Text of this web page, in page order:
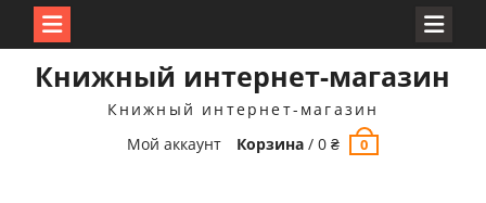
Книжный интернет-магазин
Книжный интернет-магазин
Мой аккаунт
Корзина /0₴ 0